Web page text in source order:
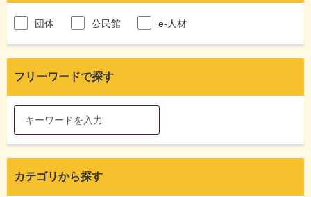
団体 公民館 e-人材
フリーワードで探す
カテゴリから探す